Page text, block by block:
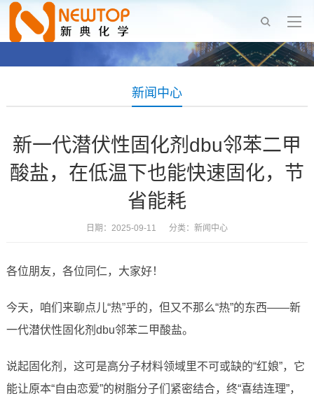
新闻中心
新一代潜伏性固化剂dbu邻苯二甲
酸盐，在低温下也能快速固化，节
省能耗
日期：2025-09-11 分类： 新闻中心
各位朋友，各位同仁，大家好！
今天，咱们来聊点儿“热”乎的，但又不那么“热”的东西——新
一代潜伏性固化剂dbu邻苯二甲酸盐。
说起固化剂，这可是高分子材料领域里不可或缺的“红娘”，它
能让原本“自由恋爱”的树脂分子们紧密结合，终“喜结连理”，